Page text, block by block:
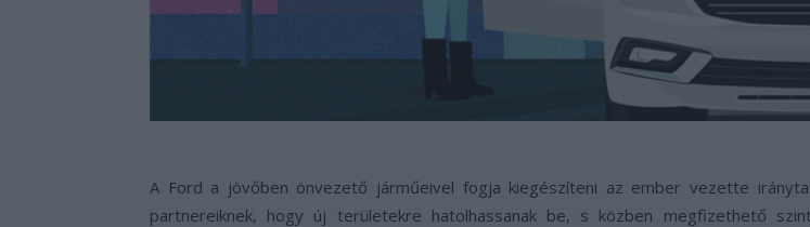
A Ford a jövőben önvezető járműeivel fogja kiegészíteni az ember vezette
partnereiknek, hogy új területekre hatolhassanak be, s közben megfizethető